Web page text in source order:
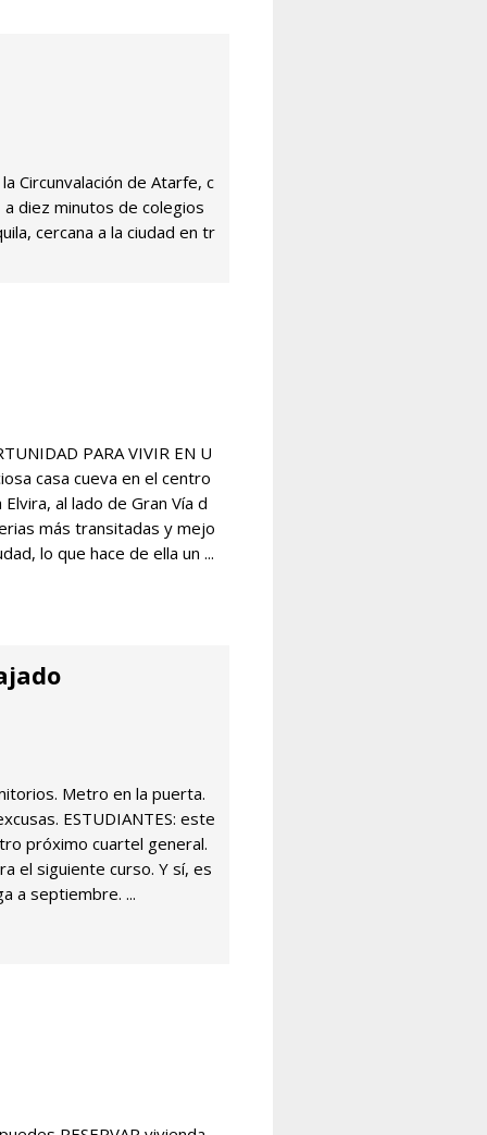
Circunvalación de Atarfe, c
diez minutos de colegios
cercana a la ciudad en tr
PARA VIVIR EN U
casa cueva en el centro
al lado de Gran Vía d
más transitadas y mejo
lo que hace de ella un ...
Metro en la puerta.
ESTUDIANTES: este
próximo cuartel general.
el siguiente curso. Y sí, es
a septiembre. ...